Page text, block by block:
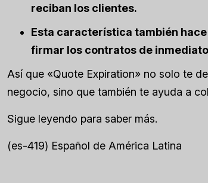
reciban los clientes.
Esta característica también
firmar los contratos de
Así que «Quote Expiration» no solo te
negocio, sino que también te ayuda a
Sigue leyendo para saber más.
(es-419) Español de América Latina